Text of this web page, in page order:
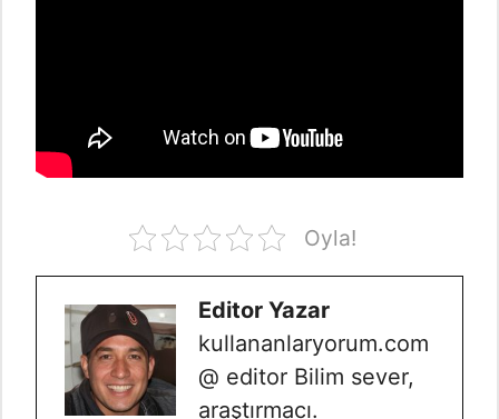
Oyla!
Editor Yazar
kullananlaryorum.com
@ editor Bilim sever,
araştırmacı.